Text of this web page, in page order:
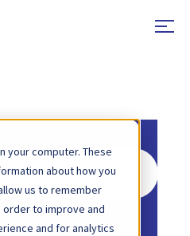
your computer. These
about how you
us to remember
order to improve and
and for analytics